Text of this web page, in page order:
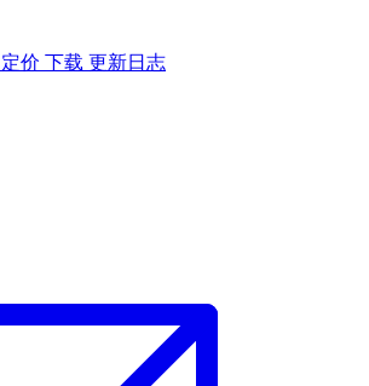
定价 下载 更新日志